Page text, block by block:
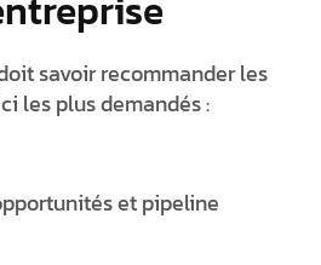
savoir recommander les
les plus demandés :
et pipeline